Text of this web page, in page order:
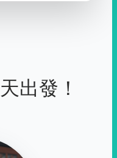
出發！